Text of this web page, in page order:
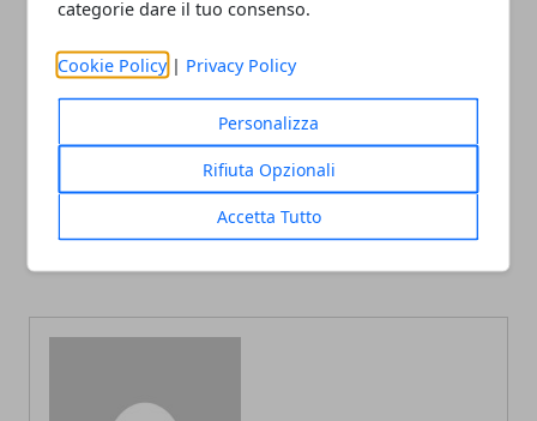
categorie dare il tuo consenso.
Cookie Policy | Privacy Policy
Personalizza
Rifiuta Opzionali
Accetta Tutto
Facebook
TwitterWhatsapp
Articolo Precedente
costume: tutti i consigli da
Articolo Successivo
Prezzi delle case in Italia: a